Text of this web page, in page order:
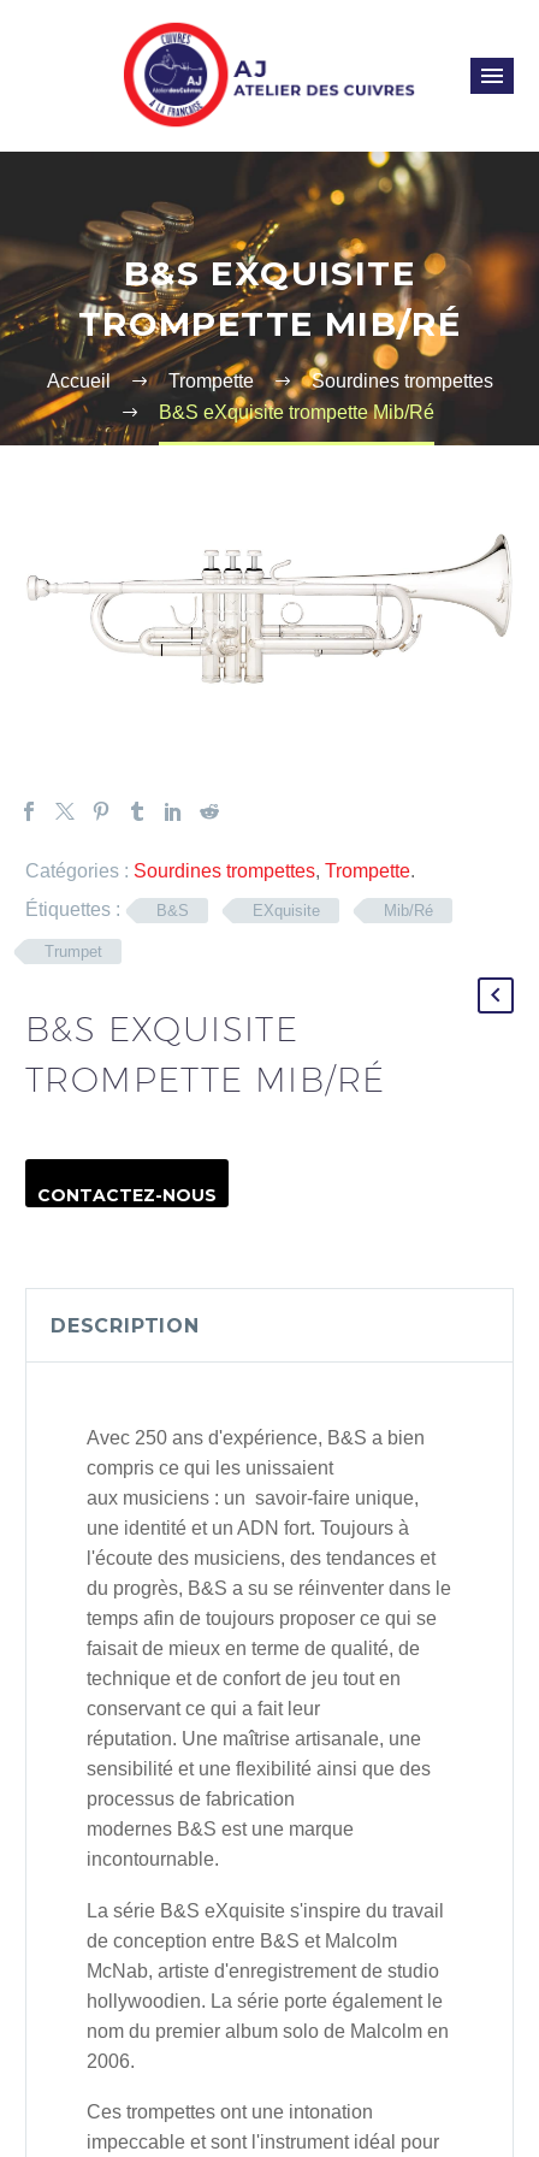
B&S EXQUISITE
TROMPETTE MIB/RÉ
Accueil Trompette
Sourdines trompettes
B&S eXquisite trompette Mib/Ré
Catégories : Sourdines trompettes, Trompette.
Étiquettes :
B&S EXquisite Mib/Ré
Trumpet
B&S EXQUISITE
TROMPETTE MIB/RÉ
CONTACTEZ-NOUS
DESCRIPTION
Avec 250 ans d'expérience, B&S a bien
compris ce qui les unissaient
aux musiciens : un savoir-faire unique,
une identité et un ADN fort. Toujours à
l'écoute des musiciens, des tendances et
du progrès, B&S a su se réinventer dans le
temps afin de toujours proposer ce qui se
faisait de mieux en terme de qualité, de
technique et de confort de jeu tout en
conservant ce qui a fait leur
réputation. Une maîtrise artisanale, une
sensibilité et une flexibilité ainsi que des
processus de fabrication
modernes B&S estune marque
incontournable.
La série B&S eXquisite s'inspire du travail
de conception entre B&S et Malcolm
McNab, artiste d'enregistrement de studio
hollywoodien. La série porte également le
nom du premier album solo de Malcolm en
2006.
Ces trompettes ont une intonation
impeccable et sont l'instrument idéal pour